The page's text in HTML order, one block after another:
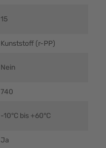
15
Kunststoff (r-PP)
Nein
740
-10°C bis +60°C
Ja